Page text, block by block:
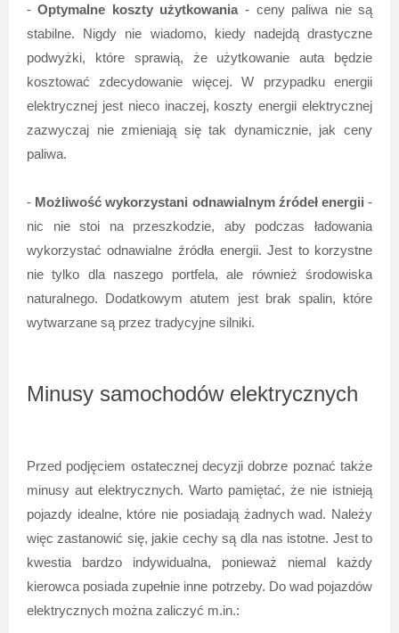
-Optymalne koszty użytkowania- ceny paliwa nie są
stabilne. Nigdy nie wiadomo, kiedy nadejdą drastyczne
podwyżki, które sprawią, że użytkowanie auta będzie
kosztować zdecydowanie więcej. W przypadku energii
elektrycznej jest nieco inaczej, koszty energii elektrycznej
zazwyczaj nie zmieniają się tak dynamicznie, jak ceny
paliwa.
- Możliwość wykorzystani odnawialnym źródeł energii -
nic nie stoi na przeszkodzie, aby podczas ładowania
wykorzystać odnawialne źródła energii. Jest to korzystne
nie tylko dla naszego portfela, ale również środowiska
naturalnego. Dodatkowym atutem jest brak spalin, które
wytwarzane są przez tradycyjne silniki.
Minusy samochodów elektrycznych
Przed podjęciem ostatecznej decyzji dobrze poznać także
minusy aut elektrycznych. Warto pamiętać, że nie istnieją
pojazdy idealne, które nie posiadają żadnych wad. Należy
więc zastanowić się, jakie cechy są dla nas istotne. Jest to
kwestia bardzo indywidualna, ponieważ niemal każdy
kierowca posiada zupełnie inne potrzeby. Do wad pojazdów
elektrycznych można zaliczyć m.in.: